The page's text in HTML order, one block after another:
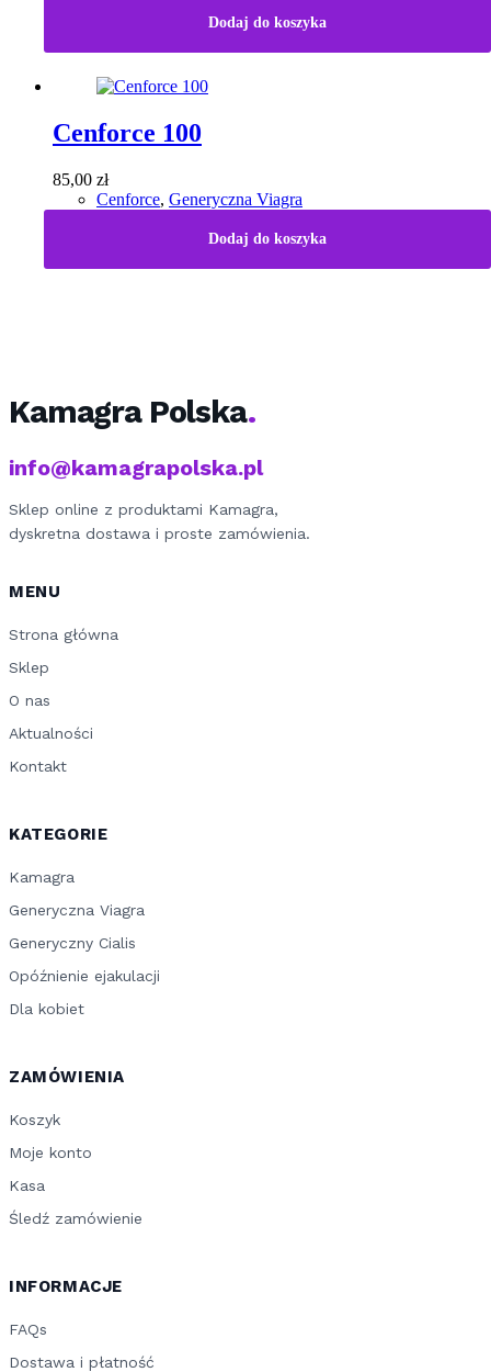
Dodaj do koszyka
Cenforce 100
85,00 zł
Cenforce, Generyczna Viagra
Dodaj do koszyka
Kamagra Polska
info@kamagrapolska.pl
Sklep online z produktami Kamagra,
dyskretna dostawa i proste zamówienia.
MENU
Strona główna
Sklep
O nas
Aktualności
Kontakt
KATEGORIE
Kamagra
Generyczna Viagra
Generyczny Cialis
Opóźnienie ejakulacji
Dla kobiet
ZAMÓWIENIA
Koszyk
Moje konto
Kasa
Śledź zamówienie
INFORMACJE
FAQs
Dostawa i płatność